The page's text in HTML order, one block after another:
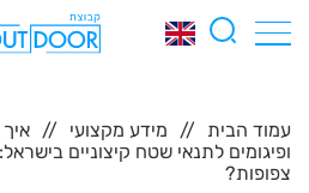
עמוד הבית מידע מקצועי
ופיגומים לתנאי שטח קיצוניים
צפופות?